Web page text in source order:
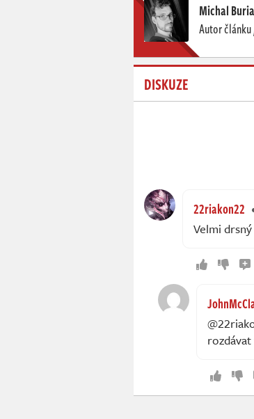
Michal
Autor
DISKUZE
22riakon22
Velmi